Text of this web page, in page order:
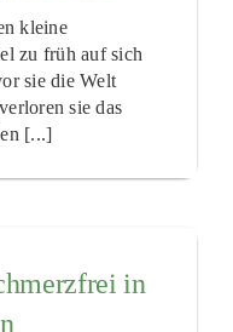
kleine
zu früh auf sich
sie die Welt
sie das
[...]
in